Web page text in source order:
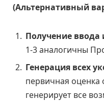
(Альтернативный
Получение ввода
1-3 аналогичны
Генерация всех
первичная оценка
генерирует все